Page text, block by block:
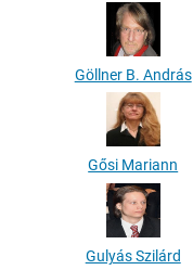
Göllner B. András
Gősi Mariann
Gulyás Szilárd